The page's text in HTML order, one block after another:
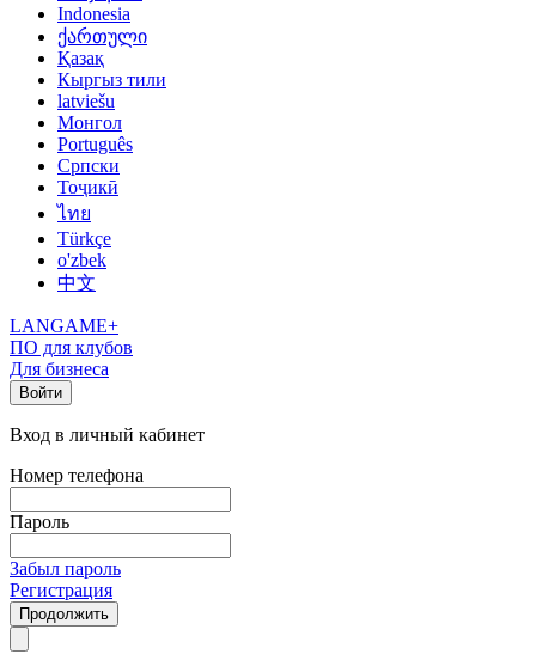
Indonesia
ქართული
Қазақ
Кыргыз тили
latviešu
Монгол
Português
Српски
Тоҷикӣ
ไทย
Türkçe
o'zbek
中文
LANGAME+
ПО для клубов
Для бизнеса
Войти
Вход в личный кабинет
Номер телефона
Пароль
Забыл пароль
Регистрация
Продолжить